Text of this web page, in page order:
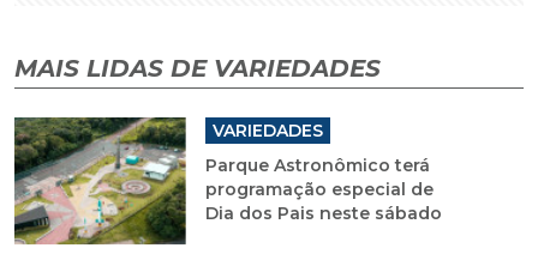
MAIS LIDAS DE VARIEDADES
VARIEDADES
Parque Astronômico terá
programação especial de
Dia dos Pais neste sábado